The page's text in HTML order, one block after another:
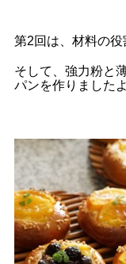
第2回は、材料の役
そして、強力粉と
パンを作りましたよ